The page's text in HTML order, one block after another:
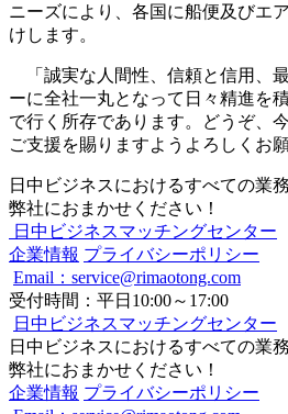
ニーズにより、各国に船便及びエ
けします。
「誠実な人間性、信頼と信用、
ーに全社一丸となって日々精進を
で行く所存であります。どうぞ、
ご支援を賜りますようよろしくお
日中ビジネスにおけるすべての業務
弊社におまかせください！
日中ビジネスマッチングセンター
企業情報 プライバシーポリシー
Email：service@rimaotong.com
受付時間：平日10:00～17:00
日中ビジネスマッチングセンター
日中ビジネスにおけるすべての業務
弊社におまかせください！
企業情報 プライバシーポリシー